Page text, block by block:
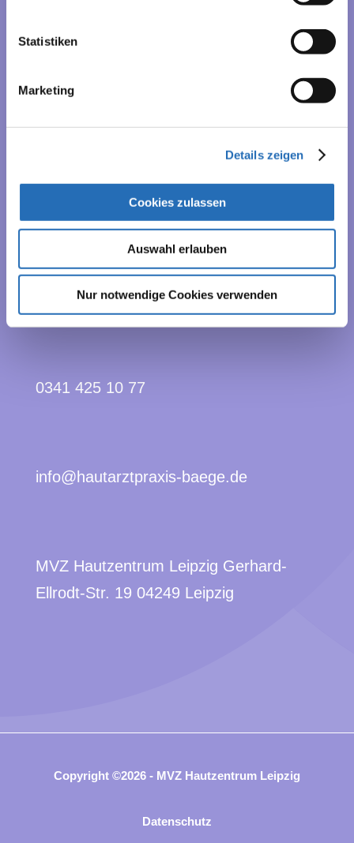
Statistiken
Marketing
Details zeigen
Cookies zulassen
Auswahl erlauben
Nur notwendige Cookies verwenden
Hautgesundheit in guten
Händen.
BUCHEN SIE IHREN TERMIN BEQUEM
TERMIN BUCHEN
0341 425 10 77
info@hautarztpraxis-baege.de
MVZ Hautzentrum Leipzig Gerhard-
Ellrodt-Str. 19 04249 Leipzig
Copyright ©2026 - MVZ Hautzentrum Leipzig
Datenschutz